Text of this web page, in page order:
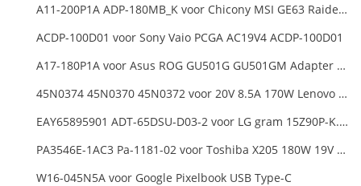
A11-200P1A ADP-180MB_K voor Chicony MSI GE63 Raider RGB 8RE-012US
ACDP-100D01 voor Sony Vaio PCGA AC19V4 ACDP-100D01
A17-180P1A voor Asus ROG GU501G GU501GM Adapter Power Supply
45N0374 45N0370 45N0372 voor 20V 8.5A 170W Lenovo ThinkPad W540 T540P
EAY65895901 ADT-65DSU-D03-2 voor LG gram 15Z90P-K.ARB6U1 16T90P, LG gram 15Z90Q 16Z90Q 17Z90Q16Z95PD Series
PA3546E-1AC3 Pa-1181-02 voor Toshiba X205 180W 19V 9.5A Laptop DC Charger Power Supply
W16-045N5A voor Google Pixelbook USB Type-C